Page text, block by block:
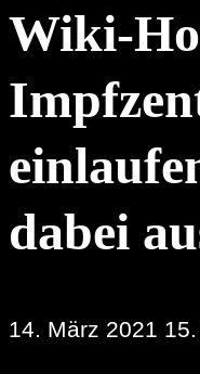
Wiki-
dabei
14. März 2021